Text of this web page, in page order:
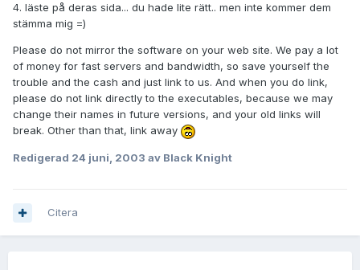
4. läste på deras sida... du hade lite rätt.. men inte kommer dem
stämma mig =)
Please do not mirror the software on your web site. We pay a lot
of money for fast servers and bandwidth, so save yourself the
trouble and the cash and just link to us. And when you do link,
please do not link directly to the executables, because we may
change their names in future versions, and your old links will
break. Other than that, link away
Redigerad 24 juni, 2003 av Black Knight
Citera